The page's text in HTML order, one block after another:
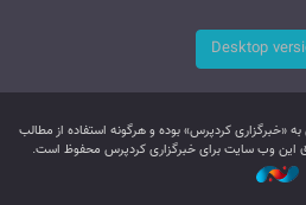
Desktop
«خبرگزاری کردپرس» بوده و هرگونه استفاده از مطالب
این وب سایت برای خبرگزاری کردپرس محفوظ است.